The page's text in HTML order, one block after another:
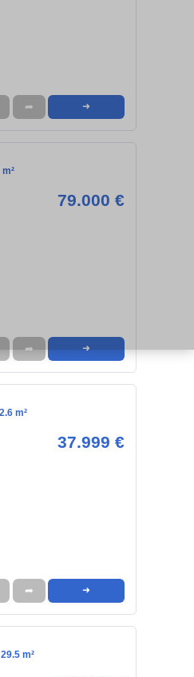
➦ ➜
79.000 €
➦ ➜
m²
37.999 €
➦ ➜
m²